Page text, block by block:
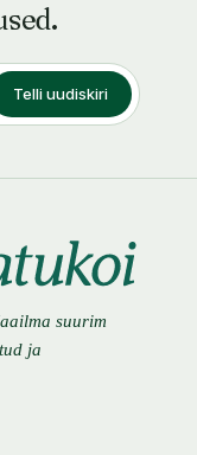
Telli uudiskiri
suurim
ja